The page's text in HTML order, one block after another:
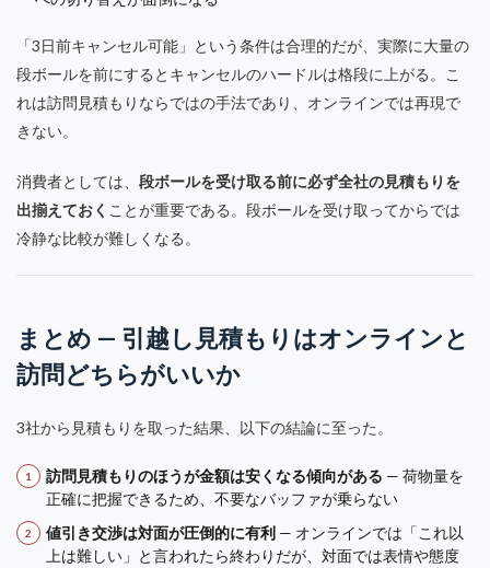
「3日前キャンセル可能」という条件は合理的だが、実際に大量の
段ボールを前にするとキャンセルのハードルは格段に上がる。こ
れは訪問見積もりならではの手法であり、オンラインでは再現で
きない。
消費者としては、 段ボールを受け取る前に必ず全社の見積もりを
出揃えておく ことが重要である。段ボールを受け取ってからでは
冷静な比較が難しくなる。
まとめ — 引越し見積もりはオンラインと
訪問どちらがいいか
3社から見積もりを取った結果、以下の結論に至った。
訪問見積もりのほうが金額は安くなる傾向がある — 荷物量を
正確に把握できるため、不要なバッファが乗らない
値引き交渉は対面が圧倒的に有利 — オンラインでは「これ以
上は難しい」と言われたら終わりだが、対面では表情や態度